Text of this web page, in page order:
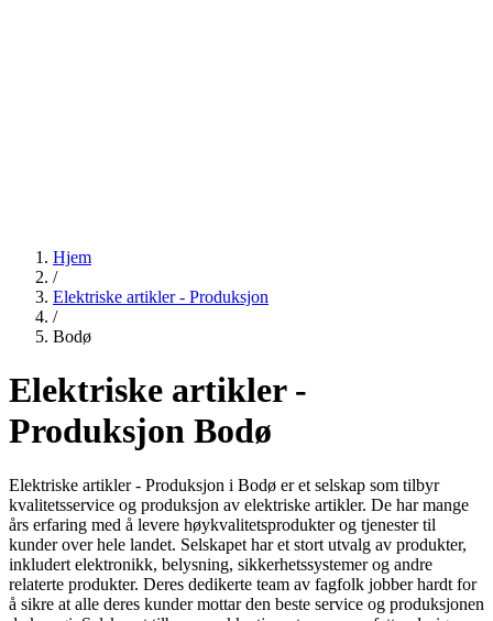
Hjem
/
Elektriske artikler - Produksjon
/
Bodø
Elektriske artikler -
Produksjon Bodø
Elektriske artikler - Produksjon i Bodø er et selskap som tilbyr
kvalitetsservice og produksjon av elektriske artikler. De har mange
års erfaring med å levere høykvalitetsprodukter og tjenester til
kunder over hele landet. Selskapet har et stort utvalg av produkter,
inkludert elektronikk, belysning, sikkerhetssystemer og andre
relaterte produkter. Deres dedikerte team av fagfolk jobber hardt for
å sikre at alle deres kunder mottar den beste service og produksjonen